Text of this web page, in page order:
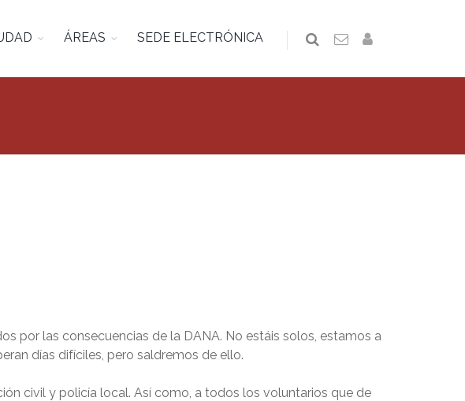
ÁREAS SEDE ELECTRÓNICA
por las consecuencias de la DANA. No estáis solos, estamos a
días difíciles, pero saldremos de ello.
civil y policía local. Así como, a todos los voluntarios que de